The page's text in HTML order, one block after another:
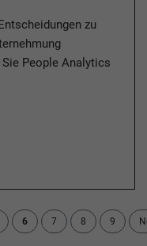
zu
People Analytics
6 7 8 9